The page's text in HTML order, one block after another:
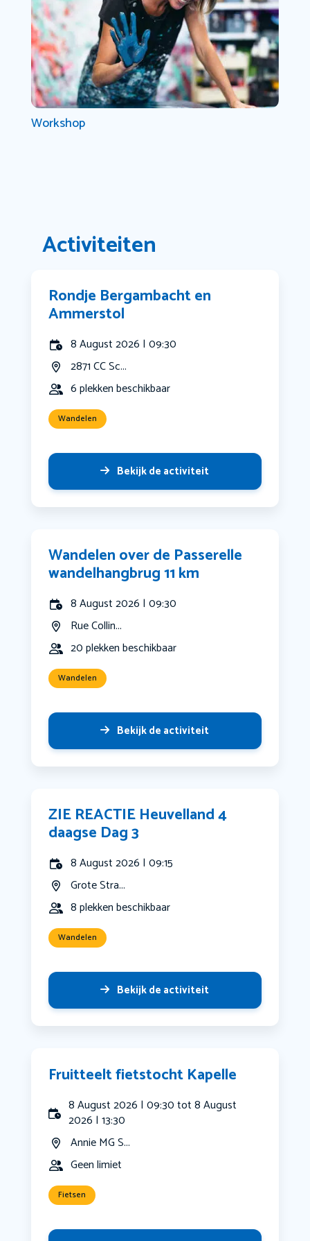
Workshop
Activiteiten
Rondje Bergambacht en
Ammerstol
8 August 2026 | 09:30
2871 CC Sc...
6 plekken beschikbaar
Wandelen
Bekijk de activiteit
Wandelen over de Passerelle
wandelhangbrug 11 km
8 August 2026 | 09:30
Rue Collin...
20 plekken beschikbaar
Wandelen
Bekijk de activiteit
ZIE REACTIE Heuvelland 4
daagse Dag 3
8 August 2026 | 09:15
Grote Stra...
8 plekken beschikbaar
Wandelen
Bekijk de activiteit
Fruitteelt fietstocht Kapelle
8 August 2026 | 09:30 tot 8 August
2026 | 13:30
Annie MG S...
Geen limiet
Fietsen